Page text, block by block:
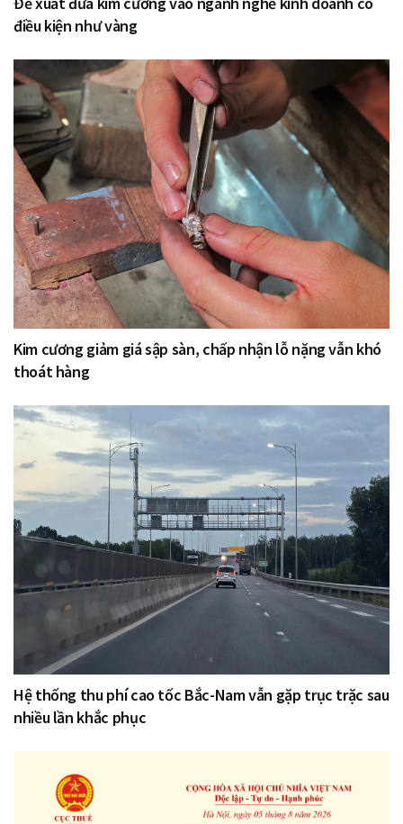
điều kiện như vàng
Kim cương giảm giá sập sàn, chấp nhận lỗ nặng vẫn khó
thoát hàng
Hệ thống thu phí cao tốc Bắc-Nam vẫn gặp trục trặc sau
nhiều lần khắc phục